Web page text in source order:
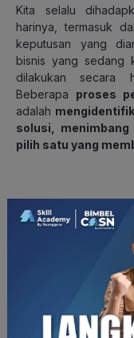
Kita selalu
harinya, termasuk
keputusan yang
bisnis yang sedang
dilakukan secara
Beberapa proses
adalah
solusi,
pilih satu yang
Itulah beberapa
sebagai seorang
kamu membangun
dan seluruh pihak
Kamu dapat